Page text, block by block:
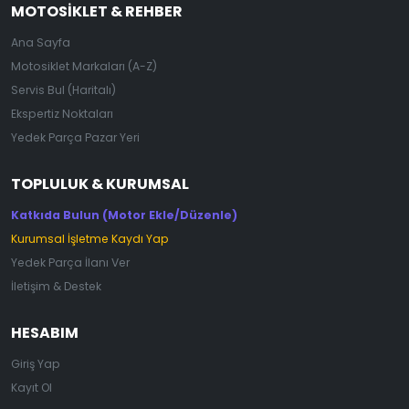
MOTOSIKLET & REHBER
Ana Sayfa
Motosiklet Markaları (A-Z)
Servis Bul (Haritalı)
Ekspertiz Noktaları
Yedek Parça Pazar Yeri
TOPLULUK & KURUMSAL
Katkıda Bulun (Motor Ekle/Düzenle)
Kurumsal İşletme Kaydı Yap
Yedek Parça İlanı Ver
İletişim & Destek
HESABIM
Giriş Yap
Kayıt Ol